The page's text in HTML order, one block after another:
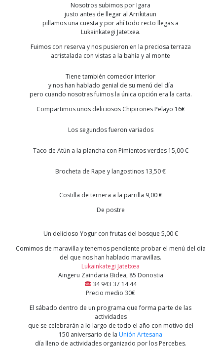
Nosotros subimos por Igara
justo antes de llegar al Arrikitaun
pillamos una cuesta y por ahí todo recto llegas a
Lukainkategi Jatetxea.
Fuimos con reserva y nos pusieron en la preciosa terraza
acristalada con vistas a la bahía y al monte
Tiene también comedor interior
y nos han hablado genial de su menú del día
pero cuando nosotras fuimos la única opción era la carta.
Compartimos unos deliciosos Chipirones Pelayo 16€
Los segundos fueron variados
Taco de Atún a la plancha con Pimientos verdes 15,00 €
Brocheta de Rape y langostinos 13,50 €
Costilla de ternera a la parrilla 9,00 €
De postre
Un delicioso Yogur con frutas del bosque 5,00 €
Comimos de maravilla y tenemos pendiente probar el menú del día
del que nos han hablado maravillas.
Lukainkategi Jatetxea
Aingeru Zaindaria Bidea, 85 Donostia
34 943 37 14 44
Precio medio 30€
El sábado dentro de un programa que forma parte de las
actividades
que se celebrarán a lo largo de todo el año con motivo del
150 aniversario de la Unión Artesana
día lleno de actividades organizado por los Percebes.